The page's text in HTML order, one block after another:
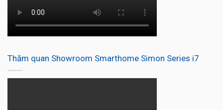
Thăm quan Showroom Smarthome Simon Series i7